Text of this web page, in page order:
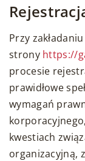
Przy
strony https://
procesie
prawidłowe
wymagań
kwestiach
organizacyjną,